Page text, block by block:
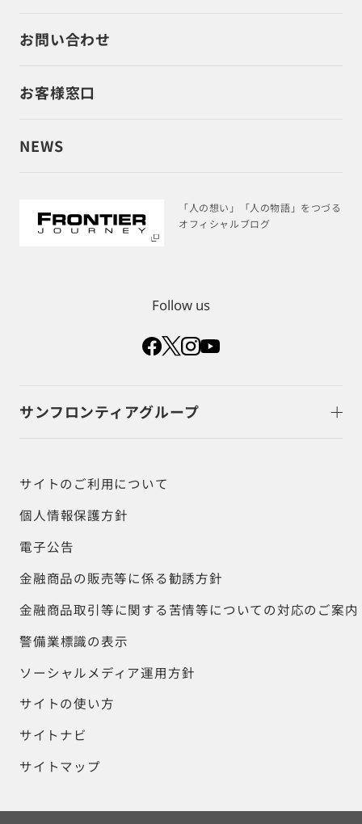
お問い合わせ
お客様窓口
NEWS
「人の想い」「人の物語」をつづる
オフィシャルブログ
Follow us
サンフロンティアグループ
サイトのご利用について
個人情報保護方針
電子公告
金融商品の販売等に係る勧誘方針
金融商品取引等に関する苦情等についての対応のご案内
警備業標識の表示
ソーシャルメディア運用方針
サイトの使い方
サイトナビ
サイトマップ